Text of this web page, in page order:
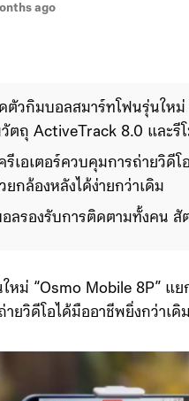
ago
ตัวกิมบอลสมาร์ทโฟนรุ่นให
ตถุ ActiveTrack 8.0 และรี
รีเอเตอร์ควบคุมการถ่ายวิดี
ยกล้องหลังได้ง่ายกว่าเดิม
ลรองรับการติดตามทั้งคน สั
ดแวร์
ม่ “Osmo Mobile 8P” แย
ยวิดีโอได้มืออาชีพยิ่งกว่าเดิ